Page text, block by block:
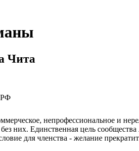
Чита
РФ
непрофессиональное и
без них. Единственная цель
для членства - желание